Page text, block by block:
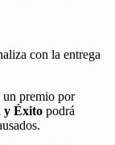
con la entrega
un premio por
y Éxito podrá